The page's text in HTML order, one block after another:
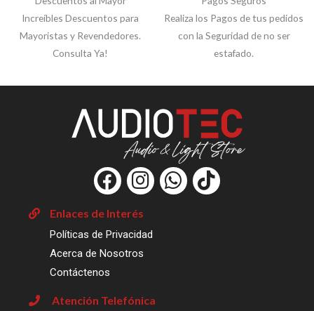
Increíbles Descuentos para
Mayoristas y Revendedores.
Consulta Ya!
Realiza los Pagos de tus pedidos
con la Seguridad de no ser
estafado.
Atención Telefónica
Enlaces de Interés
Políticas de Privacidad
Acerca de Nosotros
Contáctenos
F
a
c
e
b
o
o
I
n
s
t
a
r
W
h
T
i